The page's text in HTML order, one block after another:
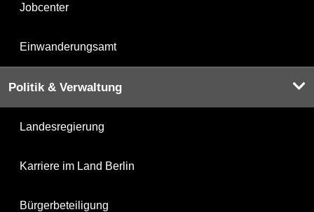
Jobcenter
Einwanderungsamt
Politik & Verwaltung
Landesregierung
Karriere im Land Berlin
Bürgerbeteiligung